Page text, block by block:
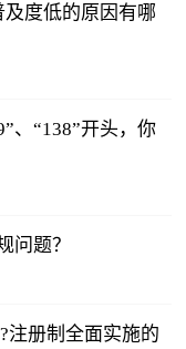
度低的原因有哪
、“138”开头，你
问题？
注册制全面实施的